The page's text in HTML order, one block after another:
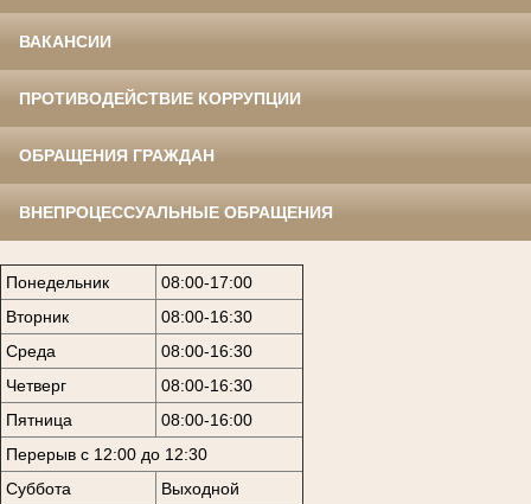
ВАКАНСИИ
ПРОТИВОДЕЙСТВИЕ КОРРУПЦИИ
ОБРАЩЕНИЯ ГРАЖДАН
ВНЕПРОЦЕССУАЛЬНЫЕ ОБРАЩЕНИЯ
Понедельник
08:00-17:00
Вторник
08:00-16:30
Среда
08:00-16:30
Четверг
08:00-16:30
Пятница
08:00-16:00
Перерыв с 12:00 до 12:30
Суббота
Выходной